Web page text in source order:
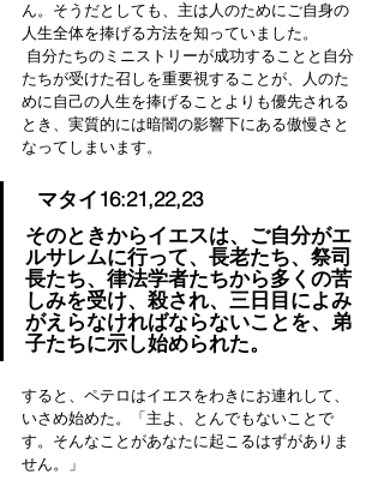
ん。そうだとしても、主は人のためにご自身の
人生全体を捧げる方法を知っていました。
たちが受けた召しを重要視することが、人のた
めに自己の人生を捧げることよりも優先される
とき、実質的には暗闇の影響下にある傲慢さと
なってしまいます。
  マタイ16:21,22,23
そのときからイエスは、ご自分がエ
ルサレムに行って、長老たち、祭司
長たち、律法学者たちから多くの苦
しみを受け、殺され、三日目によみ
がえらなければならないことを、弟
子たちに示し始められた。
すると、ペテロはイエスをわきにお連れして、
いさめ始めた。「主よ、とんでもないことで
す。そんなことがあなたに起こるはずがありま
せん。」